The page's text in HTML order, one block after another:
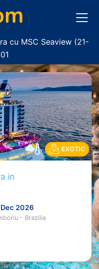
cu MSC Seaview (21-
EXOTIC
in
2026
- Brazilia